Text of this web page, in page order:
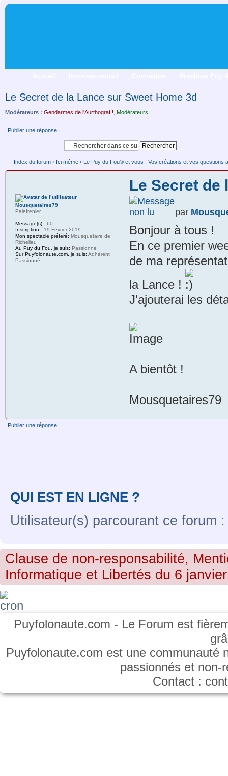
Le Secret de la Lance sur Sweet Home 3d
Modérateurs : Gendarmes de l'Aurthograf ! Modérateurs
Publier une réponse
Index du forum ‹ Ici même ‹ Le Puy du Fou® et vous : Vos créations et vos questions
Le Secret de
par
Bonjour à tous !
En ce premier
de ma
la Lance !
J'ajouterai les
A bientôt !
Mousquetaires79
Mousquetaires79
Palefrenier
Message(s) : 60
Inscription : 19 Février 2019
Mon spectacle préféré: Mousquetaire de
Richelieu
Au Puy du Fou, je suis: Passionné
Sur Puyfolonaute.com, je suis: Adhérent
Passionné
Publier une réponse
QUI EST EN LIGNE ?
Utilisateur(s) parcourant ce forum
Clause de non-responsabilité,
Informatique et Libertés du 6
Puyfolonaute.com - Le Forum est
Puyfolonaute.com est une communauté
passionnés et
Contact :